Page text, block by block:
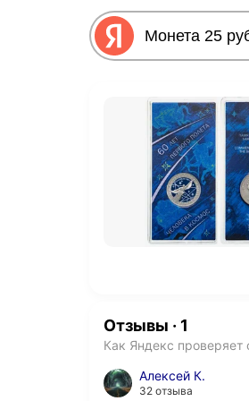
Отзывы · 1
Как Яндекс проверяет
Алексей К.
32 отзыва